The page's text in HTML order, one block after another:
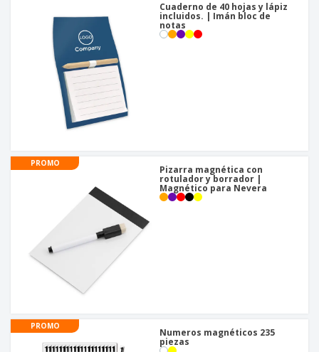
Cuaderno de 40 hojas y lápiz
incluidos. | Imán bloc de
notas
PROMO
Pizarra magnética con
rotulador y borrador |
Magnético para Nevera
PROMO
Numeros magnéticos 235
piezas